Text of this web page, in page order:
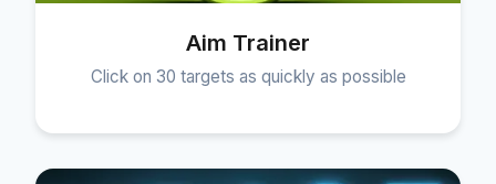
Aim Trainer
Click on 30 targets as quickly as possible